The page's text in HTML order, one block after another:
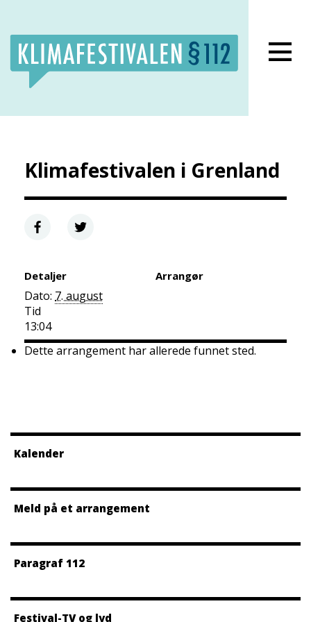
Lukk meny
Klimafestivalen i Grenland
Detaljer
Dato: 7. august
Tid
13:04
Arrangør
Dette arrangement har allerede funnet sted.
Kalender
Meld på et arrangement
Paragraf 112
Festival-TV og lyd